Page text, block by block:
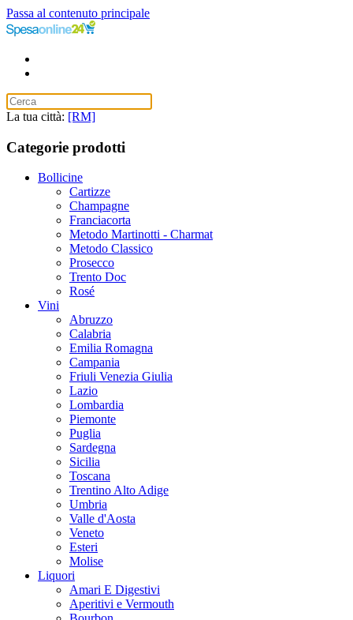
Passa al contenuto principale
La tua città: [RM]
Categorie prodotti
Bollicine
Cartizze
Champagne
Franciacorta
Metodo Martinotti - Charmat
Metodo Classico
Prosecco
Trento Doc
Rosé
Vini
Abruzzo
Calabria
Emilia Romagna
Campania
Friuli Venezia Giulia
Lazio
Lombardia
Piemonte
Puglia
Sardegna
Sicilia
Toscana
Trentino Alto Adige
Umbria
Valle d'Aosta
Veneto
Esteri
Molise
Liquori
Amari E Digestivi
Aperitivi e Vermouth